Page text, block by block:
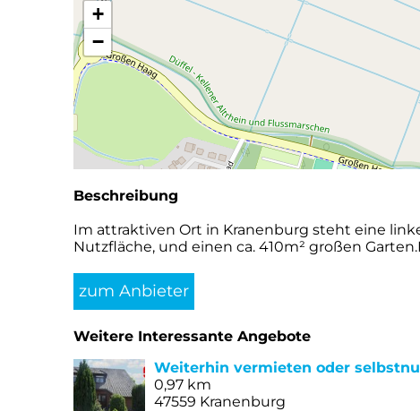
+
−
Beschreibung
Im attraktiven Ort in Kranenburg steht eine
Nutzfläche, und einen ca. 410m² großen
zum Anbieter
Weitere Interessante Angebote
Weiterhin vermieten oder
0,97 km
47559 Kranenburg